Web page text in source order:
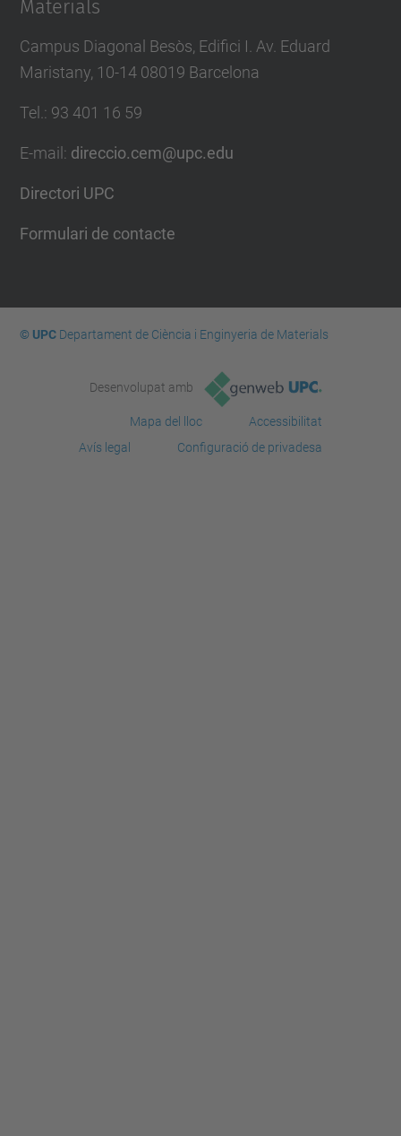
Materials
Campus Diagonal Besòs, Edifici I. Av. Eduard
Maristany, 10-14 08019 Barcelona
Tel. : 93 401 16 59
E-mail : direccio.cem@upc.edu
Directori UPC
Formulari de contacte
© UPCDepartament de Ciència i Enginyeria de Materials
Desenvolupat amb
Mapa del lloc
Accessibilitat
Avís legal
Configuració de privadesa